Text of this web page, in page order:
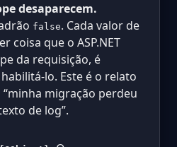
desaparecem.
false. Cada valor de
coisa que o ASP.NET
da requisição, é
lo. Este é o relato
migração perdeu
de log”.